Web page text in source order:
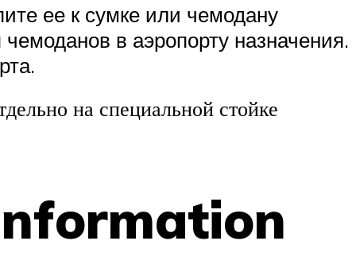
ее к сумке или чемодану
в аэропорту назначения.
на специальной стойке